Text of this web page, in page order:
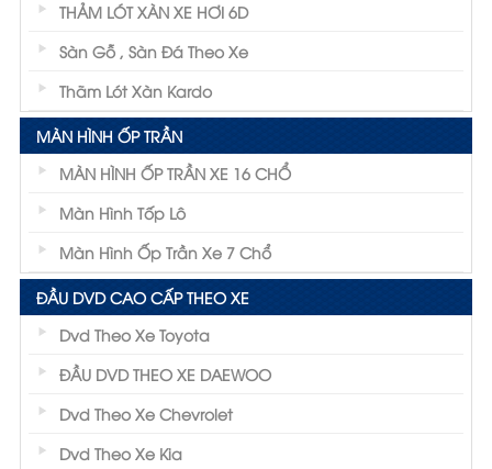
THẢM LÓT XÀN XE HƠI 6D
Sàn Gỗ , Sàn Đá Theo Xe
Thãm Lót Xàn Kardo
MÀN HÌNH ỐP TRẦN
MÀN HÌNH ỐP TRẦN XE 16 CHỔ
Màn Hình Tốp Lô
Màn Hình Ốp Trần Xe 7 Chổ
ĐẦU DVD CAO CẤP THEO XE
Dvd Theo Xe Toyota
ĐẦU DVD THEO XE DAEWOO
Dvd Theo Xe Chevrolet
Dvd Theo Xe Kia